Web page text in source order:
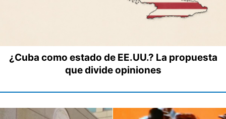
¿Cuba como estado de EE.UU.? La propuesta
que divide opiniones